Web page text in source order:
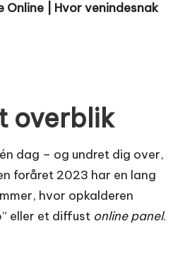
Online | Hvor venindesnak
overblik
dag – og undret dig over,
foråret 2023 har en lang
hvor opkalderen
eller et diffust online panel.